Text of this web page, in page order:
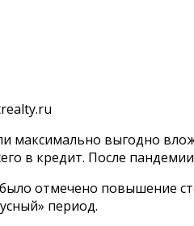
максимально выгодно
в кредит. После
отмечено повышение
период.